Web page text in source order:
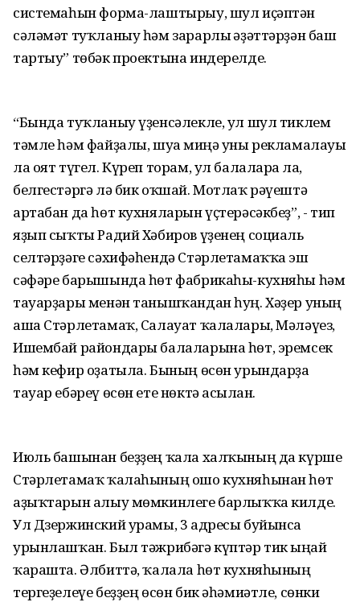
системаһын форма-лаштырыу, шул иҫәптән
сәләмәт туҡланыу һәм зарарлы ғәҙәттәрҙән баш
тартыу” төбәк проектына индерелде.
“Бында туҡланыу үҙенсәлекле, ул шул тиклем
тәмле һәм файҙалы, шуға миңә уны рекламалауы
ла оят түгел. Күреп торам, ул балаларға ла,
белгестәргә лә бик оҡшай. Мотлаҡ рәүештә
артабан да һөт кухняларын үҫтерәсәкбеҙ”, - тип
яҙып сыҡты Радий Хәбиров үҙенең социаль
селтәрҙәге сәхифәһендә Стәрлетамаҡҡа эш
сәфәре барышында һөт фабрикаһы-кухняһы һәм
тауарҙары менән танышҡандан һуң. Хәҙер уның
аша Стәрлетамаҡ, Салауат ҡалалары, Мәләүез,
Ишембай райондары балаларына һөт, эремсек
һәм кефир оҙатыла. Бының өсөн урындарҙа
тауар ебәреү өсөн ете нөктә асылған.
Июль башынан беҙҙең ҡала халҡының да күрше
Стәрлетамаҡ ҡалаһының ошо кухняһынан һөт
аҙыҡтарын алыу мөмкинлеге барлыҡҡа килде.
Ул Дзержинский урамы, 3 адресы буйынса
урынлашҡан. Был тәжрибәгә күптәр тик ыңғай
ҡарашта. Әлбиттә, ҡалала һөт кухняһының
тергеҙелеүе беҙҙең өсөн бик әһәмиәтле, сөнки